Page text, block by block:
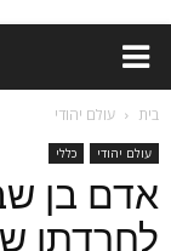
בית עולם יהודי
עולם יהודי כללי
אדם בן
לחרדתו